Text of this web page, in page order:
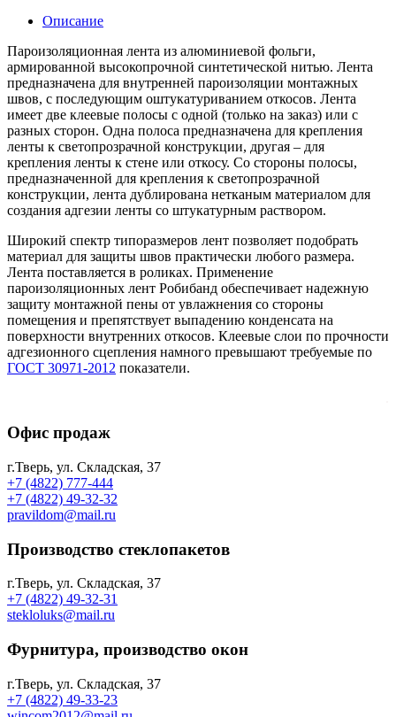
Описание
Пароизоляционная лента из алюминиевой фольги,
армированной высокопрочной синтетической нитью. Лента
предназначена для внутренней пароизоляции монтажных
швов, с последующим оштукатуриванием откосов. Лента
имеет две клеевые полосы с одной (только на заказ) или с
разных сторон. Одна полоса предназначена для крепления
ленты к светопрозрачной конструкции, другая – для
крепления ленты к стене или откосу. Со стороны полосы,
предназначенной для крепления к светопрозрачной
конструкции, лента дублирована нетканым материалом для
создания адгезии ленты со штукатурным раствором.
Широкий спектр типоразмеров лент позволяет подобрать
материал для защиты швов практически любого размера.
Лента поставляется в роликах. Применение
пароизоляционных лент Робибанд обеспечивает надежную
защиту монтажной пены от увлажнения со стороны
помещения и препятствует выпадению конденсата на
поверхности внутренних откосов. Клеевые слои по прочности
адгезионного сцепления намного превышают требуемые по
ГОСТ 30971-2012 показатели.
Офис продаж
г.Тверь, ул. Складская, 37
+7 (4822) 777-444
+7 (4822) 49-32-32
pravildom@mail.ru
Производство стеклопакетов
г.Тверь, ул. Складская, 37
+7 (4822) 49-32-31
stekloluks@mail.ru
Фурнитура, производство окон
г.Тверь, ул. Складская, 37
+7 (4822) 49-33-23